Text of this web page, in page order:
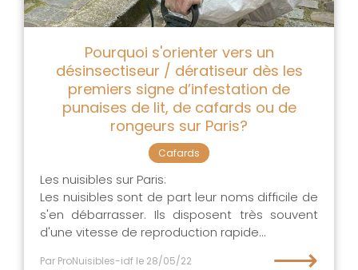
Pourquoi s'orienter vers un
désinsectiseur / dératiseur dès les
premiers signe d’infestation de
punaises de lit, de cafards ou de
rongeurs sur Paris?
Cafards
Les nuisibles sur Paris:
Les nuisibles sont de part leur noms difficile de
s'en débarrasser. Ils disposent très souvent
d'une vitesse de reproduction rapide...
Par ProNuisibles-idf le 28/05/22 ⟶